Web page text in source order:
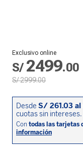
Exclusivo online
S/ 2499.00
S/2999.00